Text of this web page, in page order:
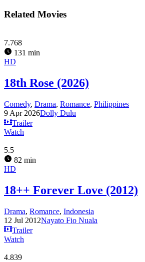
Related Movies
7.768
131 min
HD
18th Rose (2026)
Comedy, Drama, Romance, Philippines
9 Apr 2026Dolly Dulu
Trailer
Watch
5.5
82 min
HD
18++ Forever Love (2012)
Drama, Romance, Indonesia
12 Jul 2012Nayato Fio Nuala
Trailer
Watch
4.839